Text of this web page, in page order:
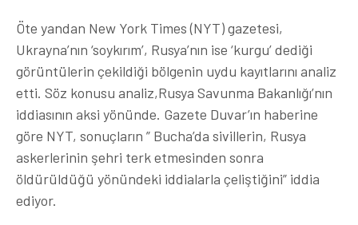
Öte yandan New York Times (NYT) gazetesi,
Ukrayna’nın ‘soykırım’, Rusya’nın ise ‘kurgu’ dediği
görüntülerin çekildiği bölgenin uydu kayıtlarını analiz
etti. Söz konusu analiz,Rusya Savunma Bakanlığı’nın
iddiasının aksi yönünde. Gazete Duvar’ın haberine
göre NYT, sonuçların ” Bucha’da sivillerin, Rusya
askerlerinin şehri terk etmesinden sonra
öldürüldüğü yönündeki iddialarla çeliştiğini” iddia
ediyor.